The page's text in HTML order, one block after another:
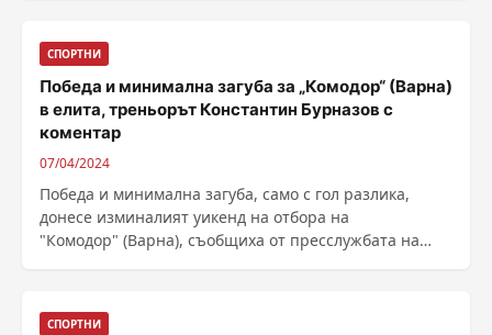
СПОРТНИ
Победа и минимална загуба за „Комодор“ (Варна)
в елита, треньорът Константин Бурназов с
коментар
07/04/2024
Победа и минимална загуба, само с гол разлика,
донесе изминалият уикенд на отбора на
"Комодор" (Варна), съобщиха от пресслужбата на
СПОРТНИ